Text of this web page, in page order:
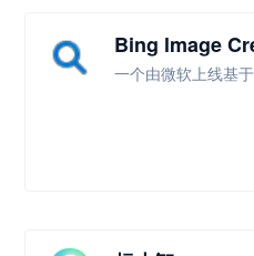
Bing lmage
一个由微软上线基